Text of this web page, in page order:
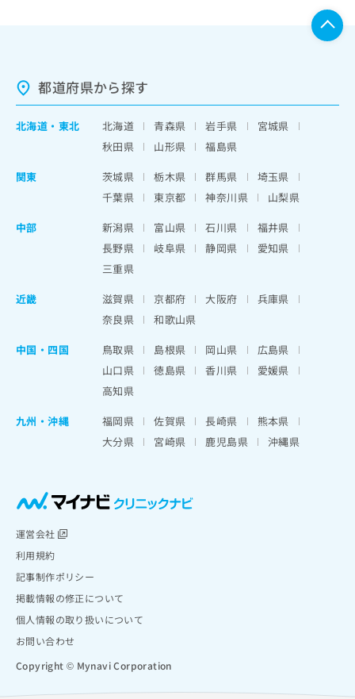
都道府県から探す
北海道 ・ 東北 北海道 青森県 岩手県
宮城県
秋田県
山形県
福島県
関東
茨城県 栃木県 群馬県
埼玉県
千葉県
東京都 神奈川県
山梨県
中部
新潟県 富山県 石川県
福井県
長野県
岐阜県 静岡県
愛知県
三重県
近畿
滋賀県 京都府 大阪府
兵庫県
奈良県
和歌山県
中国・四国
鳥取県 島根県 岡山県
広島県
山口県
徳島県 香川県
愛媛県
高知県
九州・沖縄
福岡県 佐賀県 長崎県
熊本県
大分県
宮崎県 鹿児島県 沖縄県
運営会社
利用規約
記事制作ポリシー
掲載情報の修正について
個人情報の取り扱いについて
お問い合わせ
Copyright © Mynavi Corporation